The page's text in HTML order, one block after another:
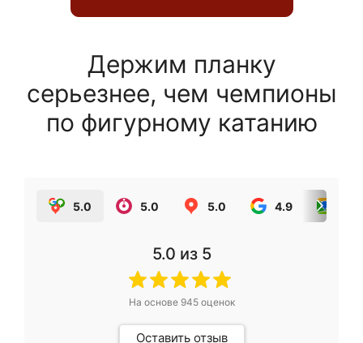
Держим планку
серьезнее, чем чемпионы
по фигурному катанию
5.0 5.0 5.0 4.9
5.0 из 5
На основе 945оценок
Оставить отзыв